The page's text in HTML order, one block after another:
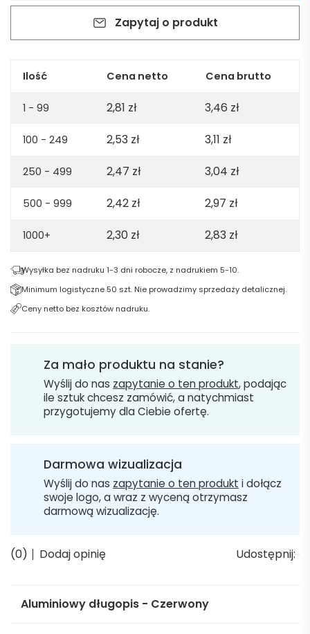
Czerwony
Zapytaj o produkt
Ilość Cena netto Cena brutto
1 - 99 2,81 zł 3,46 zł
100 - 249 2,53 zł 3,11 zł
250 - 499 2,47 zł 3,04 zł
500 - 999 2,42 zł 2,97 zł
1000+ 2,30 zł 2,83 zł
Wysyłka bez nadruku 1-3 dni robocze, z nadrukiem 5-10.
Minimum logistyczne 50 szt. Nie prowadzimy sprzedaży detalicznej.
Ceny netto bez kosztów nadruku.
Za mało produktu na stanie?
Wyślij do nas zapytanie o ten produkt, podając
ile sztuk chcesz zamówić, a natychmiast
przygotujemy dla Ciebie ofertę.
Darmowa wizualizacja
Wyślij do nas zapytanie o ten produkt i dołącz
swoje logo, a wraz z wyceną otrzymasz
darmową wizualizację.
(0) Dodaj opinię Udostępnij:
Aluminiowy długopis - Czerwony